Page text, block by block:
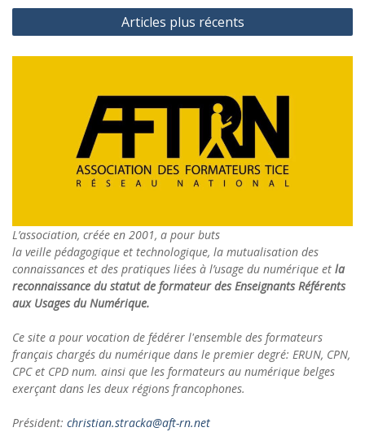
Navigation
des
articles
Articles plus récents
L’association, créée en 2001, a pour buts
la veille pédagogique et technologique, la mutualisation des
connaissances et des pratiques liées à l’usage du numérique et la
reconnaissance du statut de formateur des Enseignants Référents
aux Usages du Numérique.
Ce site a pour vocation de fédérer l'ensemble des formateurs
français chargés du numérique dans le premier degré: ERUN, CPN,
CPC et CPD num. ainsi que les formateurs au numérique belges
exerçant dans les deux régions francophones.
Président: christian.stracka@aft-rn.net